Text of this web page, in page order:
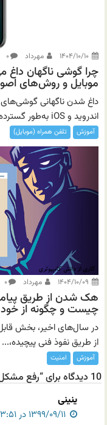
مهرداد ۰
چرا گوشی ناگهان
موبایل و روش‌های
داغ شدن ناگهانی
اندروید و iOS به‌طور گسترده...
آموزش تلفن همراه (موبایل)
مهرداد ۰
هک شدن از طریق
چیست و چگونه از
در سال‌های اخیر، بخش
از طریق نفوذ فنی پیچیده،...
آموزش امنیت
10 دیدگاه برای “رفع مشکل سیاه شدن صفحه در مرورگر CHROME”
ینینی
۱۳۹۹/۰۹/۱۱ در ۱۳:۵۱